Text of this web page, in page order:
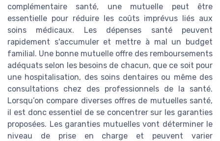
complémentaire santé, une mutuelle peut être
essentielle pour réduire les coûts imprévus liés aux
soins médicaux. Les dépenses santé peuvent
rapidement s'accumuler et mettre à mal un budget
familial. Une bonne mutuelle offre des remboursements
adéquats selon les besoins de chacun, que ce soit pour
une hospitalisation, des soins dentaires ou même des
consultations chez des professionnels de la santé.
Lorsqu’on compare diverses offres de mutuelles santé,
il est donc essentiel de se concentrer sur les garanties
proposées. Les garanties mutuelles vont déterminer le
niveau de prise en charge et peuvent varier